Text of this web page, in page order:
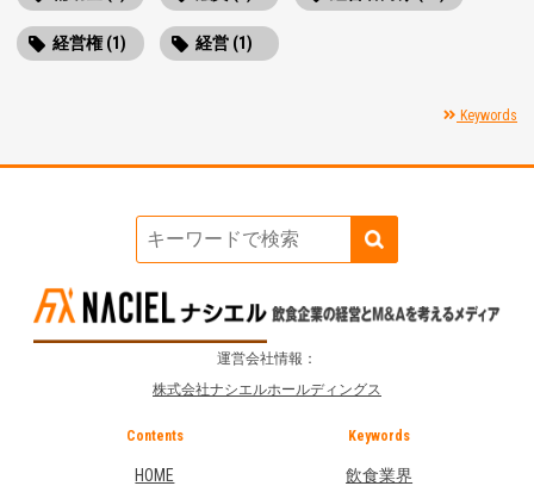
経営権 (1) 経営 (1)
Keywords
運営会社情報：
株式会社ナシエルホールディングス
Contents
HOME
Keywords
飲食業界